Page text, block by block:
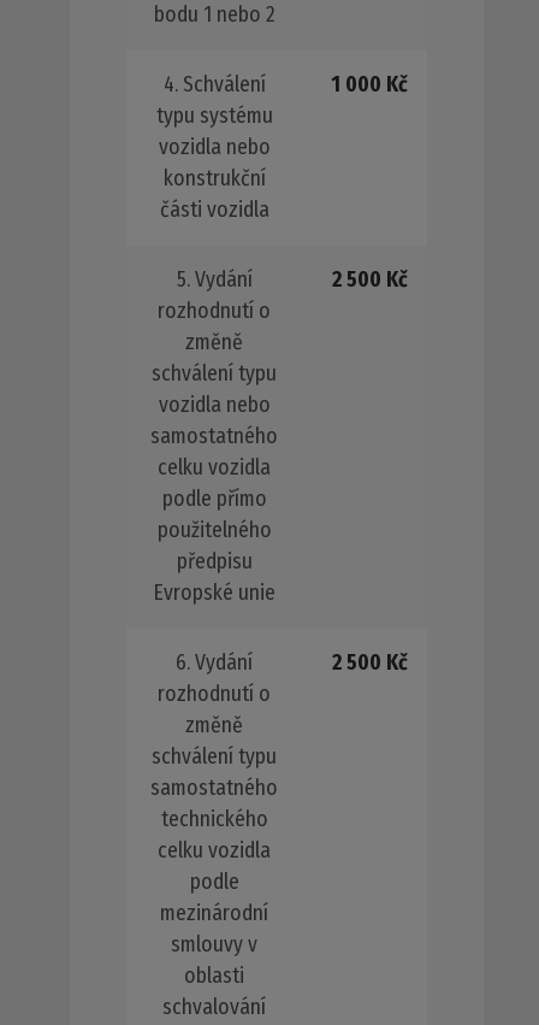
bodu 1 nebo 2
4. Schválení
typu systému
vozidla nebo
konstrukční
části vozidla
1 000 Kč
5. Vydání
rozhodnutí o
změně
schválení typu
vozidla nebo
samostatného
celku vozidla
podle přímo
použitelného
předpisu
Evropské unie
2 500 Kč
6. Vydání
rozhodnutí o
změně
schválení typu
samostatného
technického
celku vozidla
podle
mezinárodní
smlouvy v
oblasti
schvalování
2 500 Kč